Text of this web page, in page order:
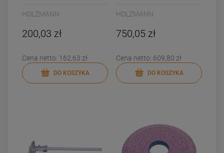
HOLZMANN
200,03 zł
Cena netto: 162,63 zł
DO KOSZYKA
HOLZMANN
750,05 zł
Cena netto: 609,80 zł
DO KOSZYKA